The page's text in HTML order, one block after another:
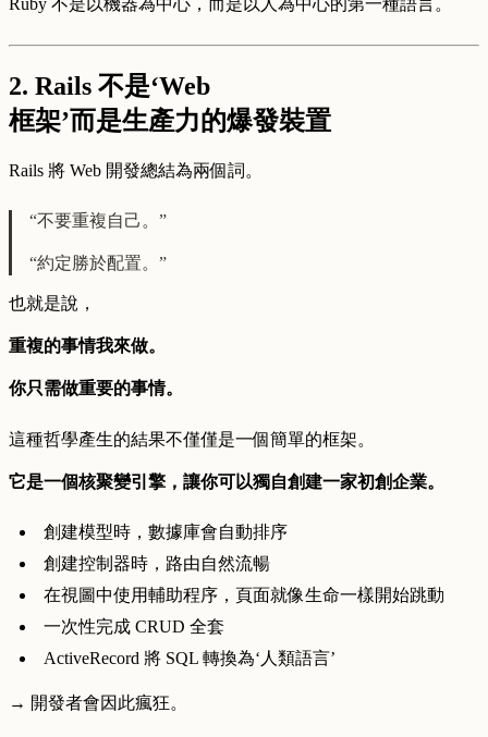
Ruby 不是以機器為中心，而是以人為中心的第一種語言。
2. Rails 不是‘Web
框架’而是生產力的爆發裝置
Rails 將 Web 開發總結為兩個詞。
“不要重複自己。”
“約定勝於配置。”
也就是說，
重複的事情我來做。
你只需做重要的事情。
這種哲學產生的結果不僅僅是一個簡單的框架。
它是一個核聚變引擎，讓你可以獨自創建一家初創企業。
創建模型時，數據庫會自動排序
創建控制器時，路由自然流暢
在視圖中使用輔助程序，頁面就像生命一樣開始跳動
一次性完成 CRUD 全套
ActiveRecord 將 SQL 轉換為‘人類語言’
→ 開發者會因此瘋狂。